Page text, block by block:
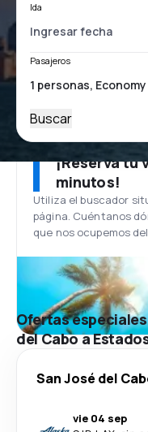
Ida
Pasajeros
Buscar
¡Reserva tu
minutos!
Utiliza el buscador
página. Cuéntanos
que nos ocupemos
Ofertas
del Cabo a
San José del
vie 04 sep